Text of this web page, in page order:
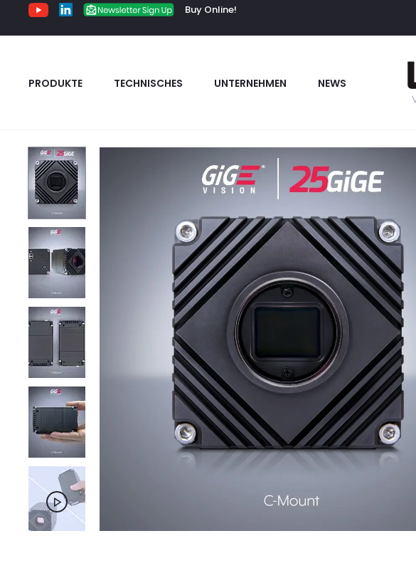
Buy Online!
PRODUKTE TECHNISCHES UNTERNEHMEN NEWS